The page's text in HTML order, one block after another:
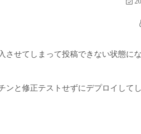
せてしまって投稿できない状態に
ンと修正テストせずにデプロイして